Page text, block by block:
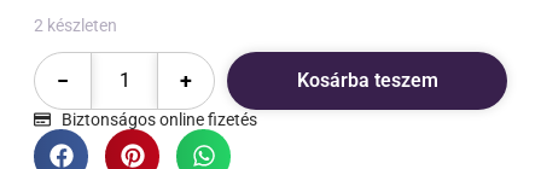
2 készleten
− + Kosárba teszem
Biztonságos online fizetés